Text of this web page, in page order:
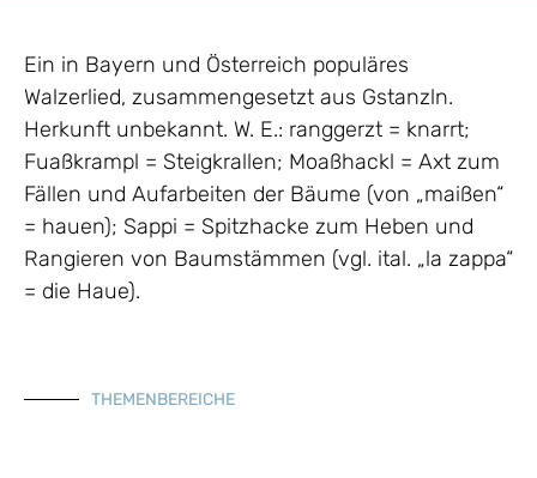
Ein in Bayern und Österreich populäres
Walzerlied, zusammengesetzt aus Gstanzln.
Herkunft unbekannt. W. E.: ranggerzt = knarrt;
Fuaßkrampl = Steigkrallen; Moaßhackl = Axt zum
Fällen und Aufarbeiten der Bäume (von „maißen“
= hauen); Sappi = Spitzhacke zum Heben und
Rangieren von Baumstämmen (vgl. ital. „la zappa“
= die Haue).
THEMENBEREICHE